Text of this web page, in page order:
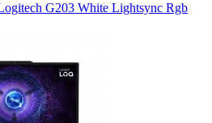
G203 White Lightsync Rgb